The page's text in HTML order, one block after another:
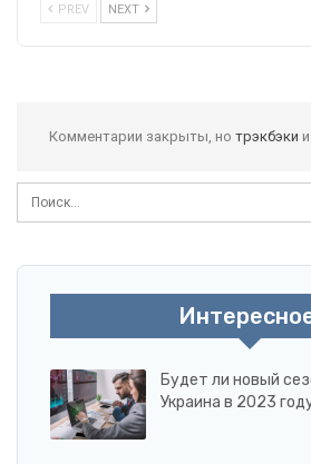
PREV NEXT
Комментарии закрыты, но трэкбэки
Будет ли новый
Украина в 2023